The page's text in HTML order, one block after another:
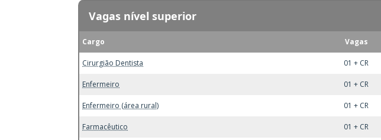
Vagas nível superior
Cargo Vagas
Cirurgião Dentista 01 + CR
Enfermeiro 01 + CR
Enfermeiro (área rural) 01 + CR
Farmacêutico 01 + CR